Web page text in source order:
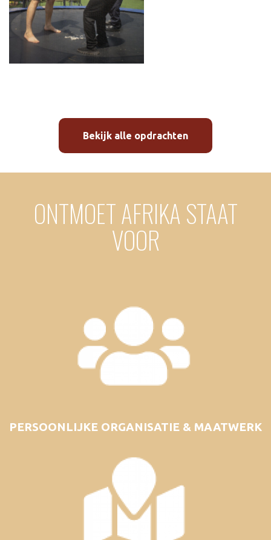
Bekijk alle opdrachten
ONTMOET AFRIKA STAAT
VOOR
PERSOONLIJKE ORGANISATIE & MAATWERK